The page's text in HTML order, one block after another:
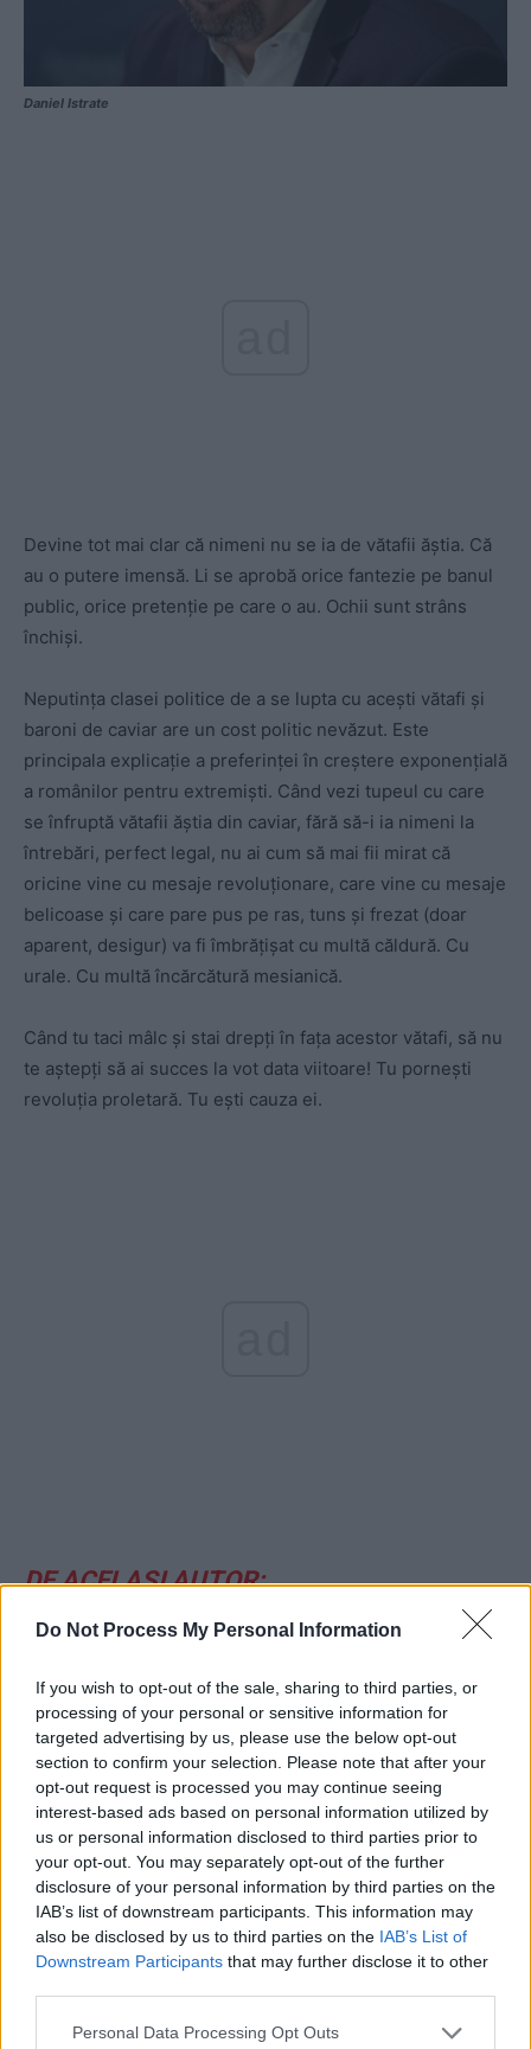
Do Not Process My Personal Information
If you wish to opt-out of the sale, sharing to third parties, or
processing of your personal or sensitive information for
targeted advertising by us, please use the below opt-out
section to confirm your selection. Please note that after your
opt-out request is processed you may continue seeing
interest-based ads based on personal information utilized by
us or personal information disclosed to third parties prior to
your opt-out. You may separately opt-out of the further
disclosure of your personal information by third parties on the
IAB’s list of downstream participants. This information may
also be disclosed by us to third parties on the IAB’s List of
Downstream Participants that may further disclose it to other
Personal Data Processing Opt Outs
Daniel Istrate
Devine tot mai clar că nimeni nu se ia de vătafii ăștia. Că
au o putere imensă. Li se aprobă orice fantezie pe banul
public, orice pretenție pe care o au. Ochii sunt strâns
închiși.
Neputința clasei politice de a se lupta cu acești vătafi și
baroni de caviar are un cost politic nevăzut. Este
principala explicație a preferinței în creștere exponențială
a românilor pentru extremiști. Când vezi tupeul cu care
se înfruptă vătafii ăștia din caviar, fără să-i ia nimeni la
întrebări, perfect legal, nu ai cum să mai fii mirat că
oricine vine cu mesaje revoluționare, care vine cu mesaje
belicoase și care pare pus pe ras, tuns și frezat (doar
aparent, desigur) va fi îmbrățișat cu multă căldură. Cu
urale. Cu multă încărcătură mesianică.
Când tu taci mâlc și stai drepți în fața acestor vătafi, să nu
te aștepți să ai succes la vot data viitoare! Tu pornești
revoluția proletară. Tu ești cauza ei.
DE ACELAȘI AUTOR:
*Șmecheria lui Grindeanu
*Modelul economic al PSD: să crești în
înălțime trăgându-te de păr
*6 argumente împotriva impozitului progresiv
*Pizza cu caviar
*Uite ce pățesc maghiarii dacă l-au votat pe
Nicușor Dan!
Simioane, pentru cine vrei români morți?